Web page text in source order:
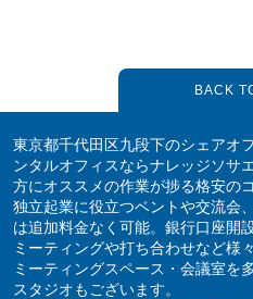
BACK
東京都千代田区九段下のシェアオ
ンタルオフィスならナレッジソサ
方にオススメの作業が捗る格安の
独立起業に役立つベントや交流会
は追加料金なく可能。銀行口座開
ミーティングや打ち合わせなど様
ミーティングスペース・会議室を
スタジオもございます。